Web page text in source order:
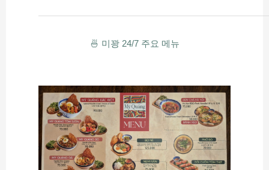
🍜 미꽝 24/7 주요 메뉴